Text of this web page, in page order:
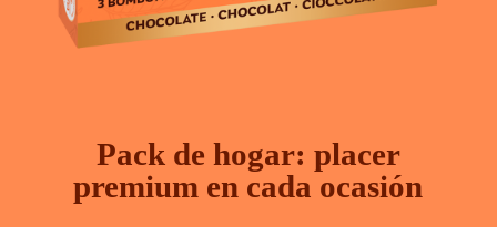
Pack de hogar: placer
premium en cada ocasión